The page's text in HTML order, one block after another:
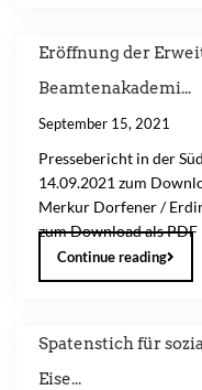
Eröffnung der
Beamtenakademi...
September 15, 2021
Pressebericht in der
14.09.2021 zum
Merkur Dorfener /
zum Download als PDF
Continue reading
Spatenstich für
Eise...